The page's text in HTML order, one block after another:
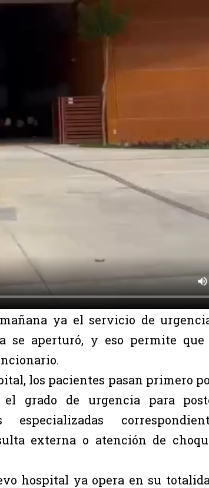
ya el servicio de
se aperturó, y eso permite que
los pacientes pasan primero
grado de urgencia para
externa o atención de
hospital ya opera en su